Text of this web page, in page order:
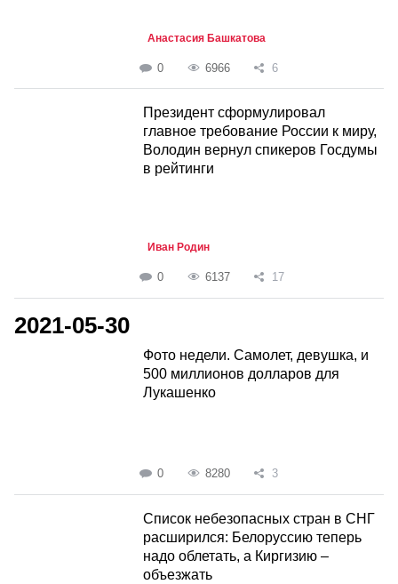
Анастасия Башкатова
0 6966 6
Президент сформулировал
главное требование России к миру,
Володин вернул спикеров Госдумы
в рейтинги
Иван Родин
0 6137 17
2021-05-30
Фото недели. Самолет, девушка, и
500 миллионов долларов для
Лукашенко
0 8280 3
Список небезопасных стран в СНГ
расширился: Белоруссию теперь
надо облетать, а Киргизию –
объезжать